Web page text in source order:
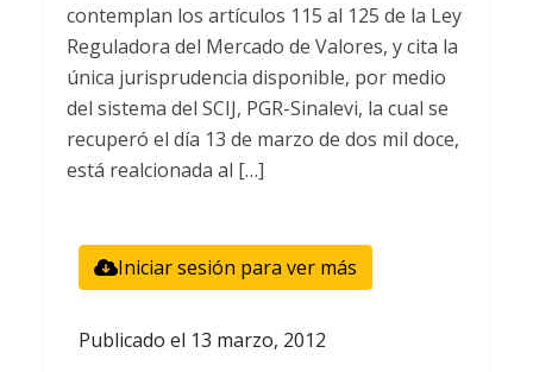
contemplan los artículos 115 al 125 de la Ley
Reguladora del Mercado de Valores, y cita la
única jurisprudencia disponible, por medio
del sistema del SCIJ, PGR-Sinalevi, la cual se
recuperó el día 13 de marzo de dos mil doce,
está realcionada al […]
Iniciar sesión para ver más
Publicado el 13 marzo, 2012